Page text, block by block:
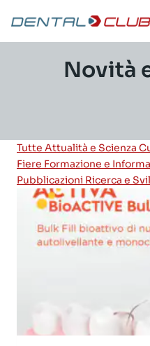
contenuto
Novità
Tutte Attualità e Scienza
Fiere Formazione e
Pubblicazioni Ricerca e